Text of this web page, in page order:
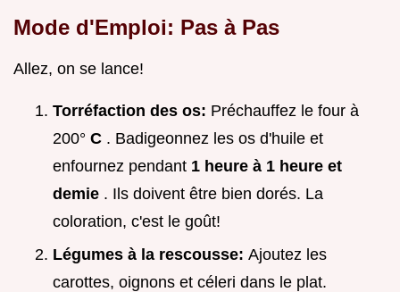
Mode d'Emploi: Pas à Pas
Allez, on se lance!
Torréfaction des os: Préchauffez le four à
200° C . Badigeonnez les os d'huile et
enfournez pendant 1 heure à 1 heure et
demie . Ils doivent être bien dorés. La
coloration, c'est le goût!
Légumes à la rescousse: Ajoutez les
carottes, oignons et céleri dans le plat.